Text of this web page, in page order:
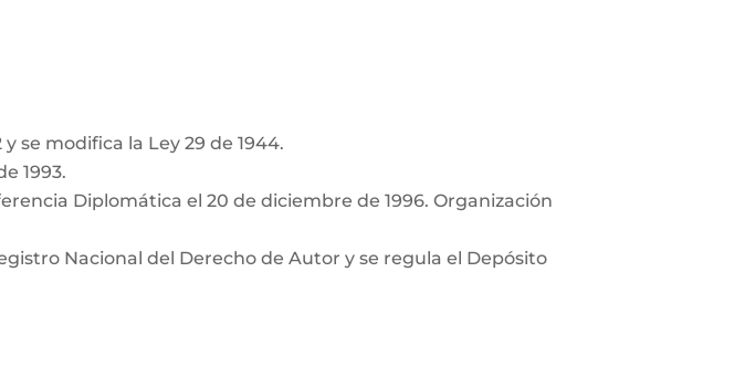
se modifica la Ley 29 de 1944.
1993.
Diplomática el 20 de diciembre de 1996. Organización
Nacional del Derecho de Autor y se regula el Depósito